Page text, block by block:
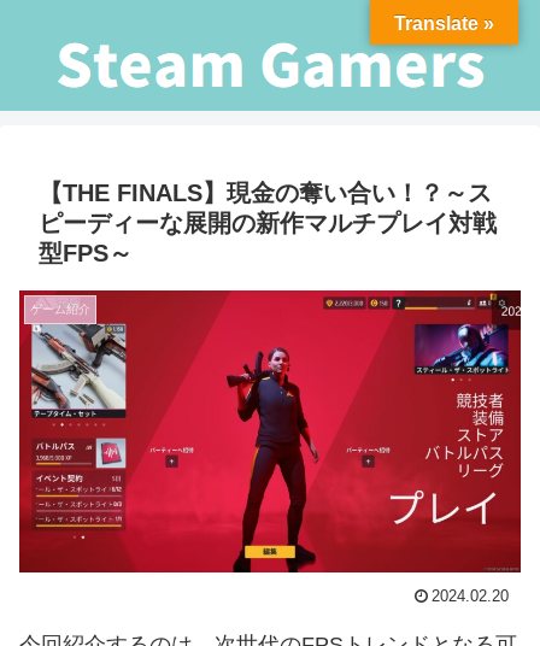
【THE FINALS】現金の奪い合い！？～ス
ピーディーな展開の新作マルチプレイ対戦
型FPS～
ゲーム紹介
2024.02.20
Translate »